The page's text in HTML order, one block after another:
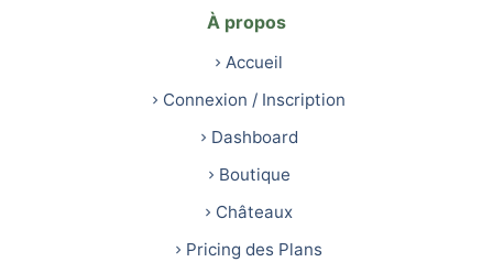
À propos
Accueil
Connexion / Inscription
Dashboard
Boutique
Châteaux
Pricing des Plans